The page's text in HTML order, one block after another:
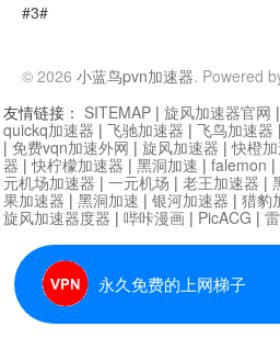
#3#
© 2026 小蓝鸟pvn加速器. Powered
永久免费的上网梯子
友情链接： SITEMAP | 旋风加速器官网 |
quickq加速器 | 飞驰加速器 | 飞鸟加速器 |
| 免费vqn加速外网 | 旋风加速器 |快橙
器 |快柠檬加速器 | 黑洞加速 | falemon |
元机场加速器 | 一元机场 | 老王加速器 |
果加速器 | 黑洞加速 | 银河加速器 | 猎豹
旋风加速器度器 | 哔咔漫画 | PicACG |